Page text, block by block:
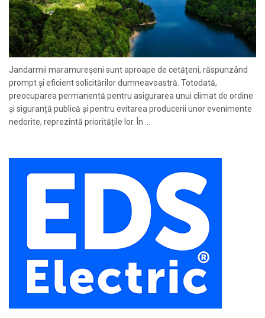
Jandarmii maramureșeni sunt aproape de cetățeni, răspunzând
prompt și eficient solicitărilor dumneavoastră. Totodată,
preocuparea permanentă pentru asigurarea unui climat de ordine
și siguranță publică și pentru evitarea producerii unor evenimente
nedorite, reprezintă prioritățile lor. În ...